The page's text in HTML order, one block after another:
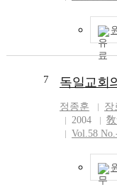
7 독일교회
정종훈
장
2004
Vol.58